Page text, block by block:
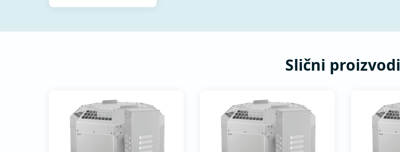
Nominalna snaga 1,5kW -
Slični proizvodi